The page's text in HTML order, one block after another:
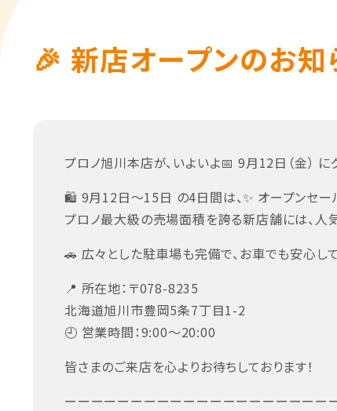
🎉 新店オープンのお知
プロノ旭川本店が、いよいよ📅 9月12日（金） に
🛍️ 9月12日～15日 の4日間は、✨ オープンセー
プロノ最大級の売場面積を誇る新店舗には、人
🚗 広々とした駐車場も完備で、お車でも安心し
📍 所在地：〒078-8235
北海道旭川市豊岡5条7丁目1-2
🕘 営業時間：9:00～20:00
皆さまのご来店を心よりお待ちしております！
ーーーーーーーーーーーーーーーーーーーー